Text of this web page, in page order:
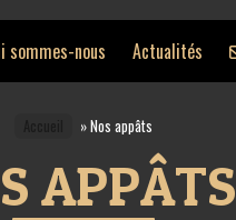
sommes-nous Actualités
»Nos appâts
APPÂTS